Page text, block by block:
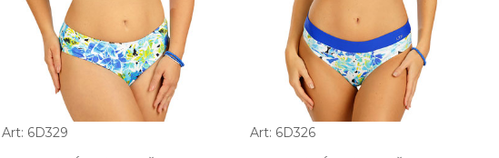
Art: 6D329 Art: 6D326